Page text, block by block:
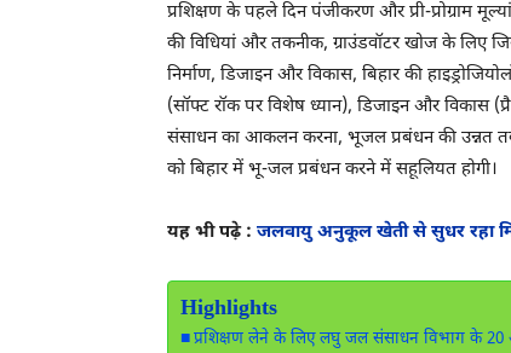
प्रशिक्षण के पहले दिन पंजीकरण और प्री-प्रोग्राम
की विधियां और तकनीक, ग्राउंडवॉटर खोज के लिए
निर्माण, डिजाइन और विकास, बिहार की
(सॉफ्ट रॉक पर विशेष ध्यान), डिजाइन और
संसाधन का आकलन करना, भूजल प्रबंधन की उन्नत
को बिहार में भू-जल प्रबंधन करने में सहूलियत होगी।
यह भी पढ़े : जलवायु अनुकूल खेती से सुधर रहा
Highlights
प्रशिक्षण लेने के लिए लघु जल संसाधन विभाग के